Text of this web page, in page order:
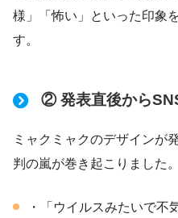
様」「怖い」といった印象
す。
② 発表直後から
ミャクミャクのデザインが
判の嵐が巻き起こりました。
・「ウイルスみたいで不